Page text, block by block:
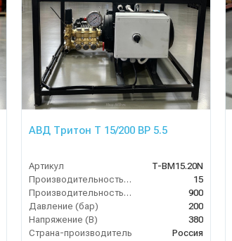
АВД Тритон Т 15/200 ВР 5.5
Артикул
T-BM15.20N
Производительность (л/мин)
15
Производительность (л/ч)
900
Давление (бар)
200
Напряжение (В)
380
Страна-производитель
Россия